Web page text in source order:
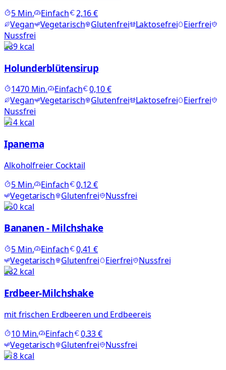
5Min. Einfach
2,16 €
Vegan Vegetarisch Glutenfrei Laktosefrei Eierfrei
Nussfrei
289kcal
Holunderblütensirup
1470Min. Einfach
0,10 €
Vegan Vegetarisch Glutenfrei Laktosefrei Eierfrei
Nussfrei
114kcal
Ipanema
Alkoholfreier Cocktail
5Min. Einfach
0,12 €
Vegetarisch
Glutenfrei
Nussfrei
250kcal
Bananen - Milchshake
5Min. Einfach
0,41 €
Vegetarisch
Glutenfrei Eierfrei
Nussfrei
282kcal
Erdbeer-Milchshake
mit frischen Erdbeeren und Erdbeereis
10Min. Einfach
0,33 €
Vegetarisch
Glutenfrei
Nussfrei
518kcal